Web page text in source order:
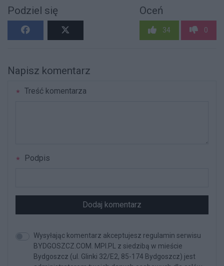
Podziel się Oceń
34 0
Napisz komentarz
Treść komentarza
Podpis
Dodaj komentarz
Wysyłając komentarz akceptujesz regulamin serwisu
BYDGOSZCZ.COM. MPI.PL z siedzibą w mieście
Bydgoszcz (ul. Glinki 32/E2, 85-174 Bydgoszcz) jest